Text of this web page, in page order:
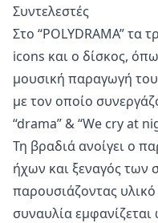
Συντελεστές
Στο “POLYDRAMA” τα
icons και ο δίσκος,
μουσική παραγωγή του
με τον οποίο
“drama” & “We cry at
Τη βραδιά ανοίγει ο
ήχων και ξεναγός των
παρουσιάζοντας
συναυλία εμφανίζεται